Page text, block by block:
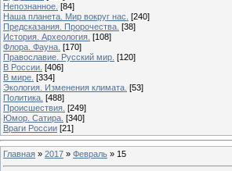
Непознанное. [84]
Наша планета. Мир вокруг нас. [240]
Предсказания. Пророчества. [38]
История. Археология. [108]
Флора. Фауна. [170]
Православие. Русский мир. [120]
В России. [406]
В мире. [334]
Экология. Изменения климата. [53]
Политика. [488]
Происшествия. [249]
Юмор. Сатира. [340]
Враги России [21]
Главная » 2017 » Февраль » 15